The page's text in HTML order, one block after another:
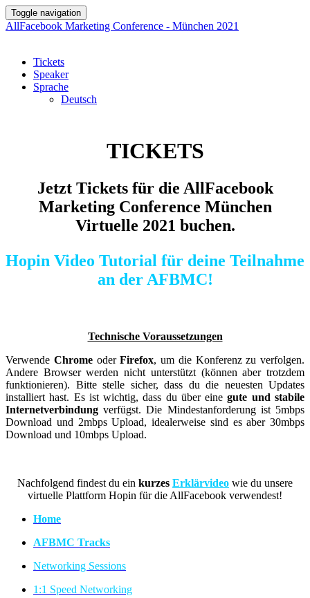
Toggle navigation
AllFacebook Marketing Conference - München 2021
Tickets
Speaker
Sprache
Deutsch
TICKETS
Jetzt Tickets für die AllFacebook
Marketing Conference München
Virtuelle 2021 buchen.
Hopin Video Tutorial für deine Teilnahme
an der AFBMC!
Technische Voraussetzungen
Verwende ChromeoderFirefox, um die Konferenz zu verfolgen.
Andere Browser werden nicht unterstützt (können aber trotzdem
funktionieren). Bitte stelle sicher, dass du die neuesten Updates
installiert hast. Es ist wichtig, dass du über einegute und stabile
Internetverbindung verfügst. Die Mindestanforderung ist 5mbps
Download und 2mbps Upload, idealerweise sind es aber 30mbps
Download und 10mbps Upload.
Nachfolgend findest du ein kurzes Erklärvideo wie du unsere
virtuelle Plattform Hopin für die AllFacebook verwendest!
Home
AFBMC Tracks
Networking Sessions
1:1 Speed Networking